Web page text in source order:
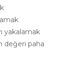
yakalamak
değeri paha